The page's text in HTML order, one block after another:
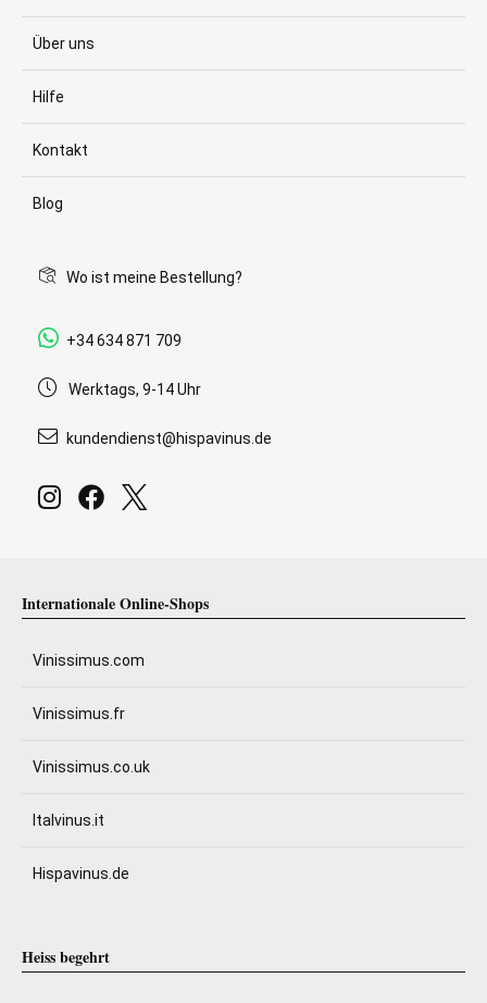
Über uns
Hilfe
Kontakt
Blog
Wo ist meine Bestellung?
+34 634 871 709
Werktags, 9-14 Uhr
kundendienst@hispavinus.de
Internationale Online-Shops
Vinissimus.com
Vinissimus.fr
Vinissimus.co.uk
Italvinus.it
Hispavinus.de
Heiss begehrt